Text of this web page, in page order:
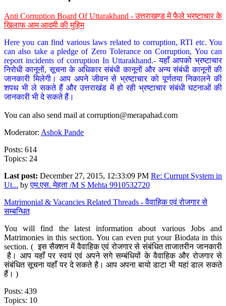
Anti Corruption Board Of Uttarakhand - उत्तराखण्ड में फैले भ्रष्टाचार के
खिलाफ आम आदमी की मुहिम
Here you can find various laws related to corruption, RTI etc. You
can also take a pledge of Zero Tolerance on Corruption, You can
report incidents of corruption In Uttarakhand.- यहाँ आपको भ्रष्टाचार
निरोधी कानूनों, सूचना के अधिकार संबंधी कानूनों और अन्य संबंधी कानूनों की
जानकारी मिलेगी। आप अपने जीवन से भ्रष्टाचार को पूर्णतया निकालने की
शपथ भी ले सकते हैं और उत्तराखंड में हो रही भ्रष्टाचार संबंधी घटनाओं की
जानकारी भी दे सकते हैं।
You can also send mail at corruption@merapahad.com
Moderator: Ashok Pande
Posts: 614
Topics: 24
Last post: December 27, 2015, 12:33:09 PM Re: Currupt System in
Ut... byएम.एस. मेहता /M S Mehta 9910532720
Matrimonial & Vacancies Related Threads - वैवाहिक एवं रोजगार से
सम्बन्धित
You will find the latest information about various Jobs and
Matrimonies in this section. You can even put your Biodata in this
section. ( इस सैक्शन में वैवाहिक एवं रोजगार से संबंधित ताजातरीन जानकारी
है। आप यहाँ पर स्वयं एवं अपने सगे सम्बंधियों के वैवाहिक और रोजगार से
संबंधित सूचना यहाँ पर दे सकते है। आप अपना बायो डाटा भी यहां डाल सकते
हैं। )
Posts: 439
Topics: 10